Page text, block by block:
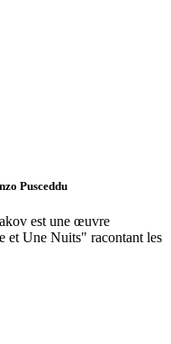
Pusceddu
est une œuvre
et Une Nuits" racontant les